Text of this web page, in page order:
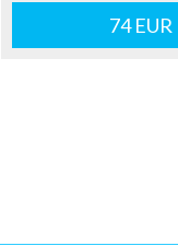
- boravišne takse
74EUR